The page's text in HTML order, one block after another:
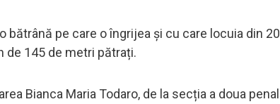
pe care o îngrijea și cu care locuia din
de 145 de metri pătrați.
Bianca Maria Todaro, de la secția a doua